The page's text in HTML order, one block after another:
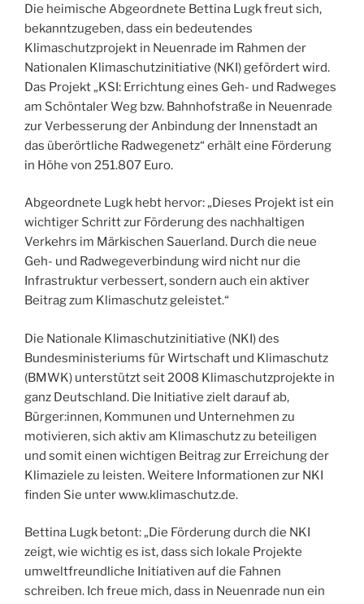
Die heimische Abgeordnete Bettina Lugk freut sich,
bekanntzugeben, dass ein bedeutendes
Klimaschutzprojekt in Neuenrade im Rahmen der
Nationalen Klimaschutzinitiative (NKI) gefördert wird.
Das Projekt „KSI: Errichtung eines Geh- und Radweges
am Schöntaler Weg bzw. Bahnhofstraße in Neuenrade
zur Verbesserung der Anbindung der Innenstadt an
das überörtliche Radwegenetz“ erhält eine Förderung
in Höhe von 251.807 Euro.
Abgeordnete Lugk hebt hervor: „Dieses Projekt ist ein
wichtiger Schritt zur Förderung des nachhaltigen
Verkehrs im Märkischen Sauerland. Durch die neue
Geh- und Radwegeverbindung wird nicht nur die
Infrastruktur verbessert, sondern auch ein aktiver
Beitrag zum Klimaschutz geleistet.“
Die Nationale Klimaschutzinitiative (NKI) des
Bundesministeriums für Wirtschaft und Klimaschutz
(BMWK) unterstützt seit 2008 Klimaschutzprojekte in
ganz Deutschland. Die Initiative zielt darauf ab,
Bürger:innen, Kommunen und Unternehmen zu
motivieren, sich aktiv am Klimaschutz zu beteiligen
und somit einen wichtigen Beitrag zur Erreichung der
Klimaziele zu leisten. Weitere Informationen zur NKI
finden Sie unter www.klimaschutz.de.
Bettina Lugk betont: „Die Förderung durch die NKI
zeigt, wie wichtig es ist, dass sich lokale Projekte
umweltfreundliche Initiativen auf die Fahnen
schreiben. Ich freue mich, dass in Neuenrade nun ein